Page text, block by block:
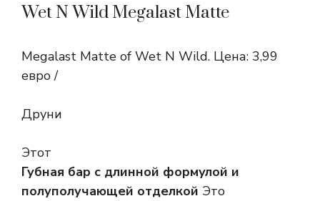
Wet N Wild Megalast Matte
Megalast Matte of Wet N Wild. Цена: 3,99
евро /
Друни
Этот
Губная бар с длинной формулой и
полуполучающей отделкой Это